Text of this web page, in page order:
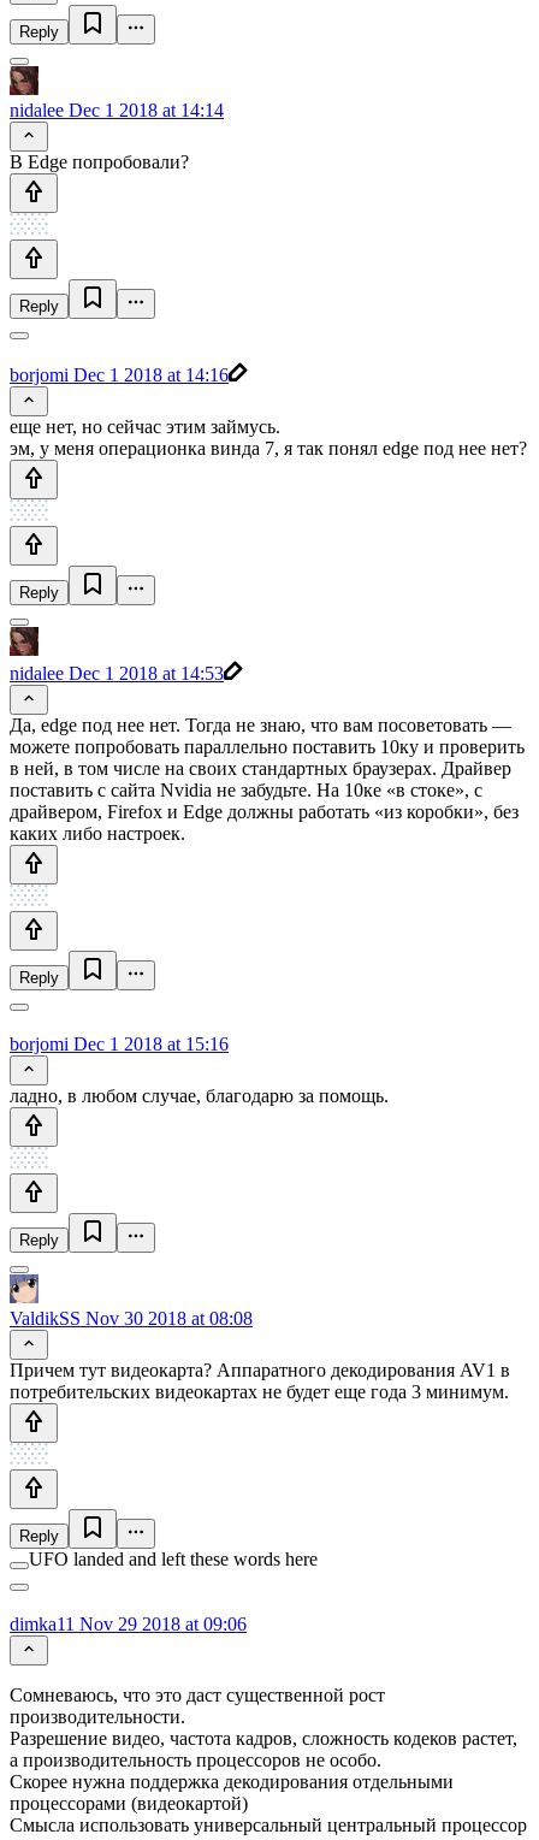
Reply
nidalee Dec 1 2018 at 14:14
В Edge попробовали?
Reply
borjomi Dec 1 2018 at 14:16
еще нет, но сейчас этим займусь.
эм, у меня операционка винда 7, я так понял edge под нее нет?
Reply
nidalee Dec 1 2018 at 14:53
Да, edge под нее нет. Тогда не знаю, что вам посоветовать —
можете попробовать параллельно поставить 10ку и проверить
в ней, в том числе на своих стандартных браузерах. Драйвер
поставить с сайта Nvidia не забудьте. На 10ке «в стоке», с
драйвером, Firefox и Edge должны работать «из коробки», без
каких либо настроек.
Reply
borjomi Dec 1 2018 at 15:16
ладно, в любом случае, благодарю за помощь.
Reply
ValdikSS Nov 30 2018 at 08:08
Причем тут видеокарта? Аппаратного декодирования AV1 в
потребительских видеокартах не будет еще года 3 минимум.
Reply
UFO landed and left these words here
dimka11 Nov 29 2018 at 09:06
Сомневаюсь, что это даст существенной рост
производительности.
Разрешение видео, частота кадров, сложность кодеков растет,
а производительность процессоров не особо.
Скорее нужна поддержка декодирования отдельными
процессорами (видеокартой)
Смысла использовать универсальный центральный процессор